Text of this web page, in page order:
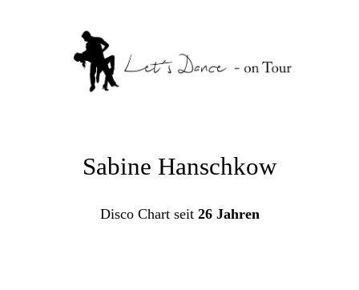
Sabine Hanschkow
Disco Chart seit 26 Jahren